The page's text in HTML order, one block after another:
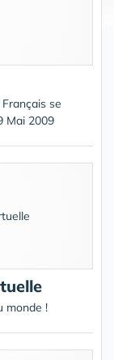
se
Mai 2009
monde !